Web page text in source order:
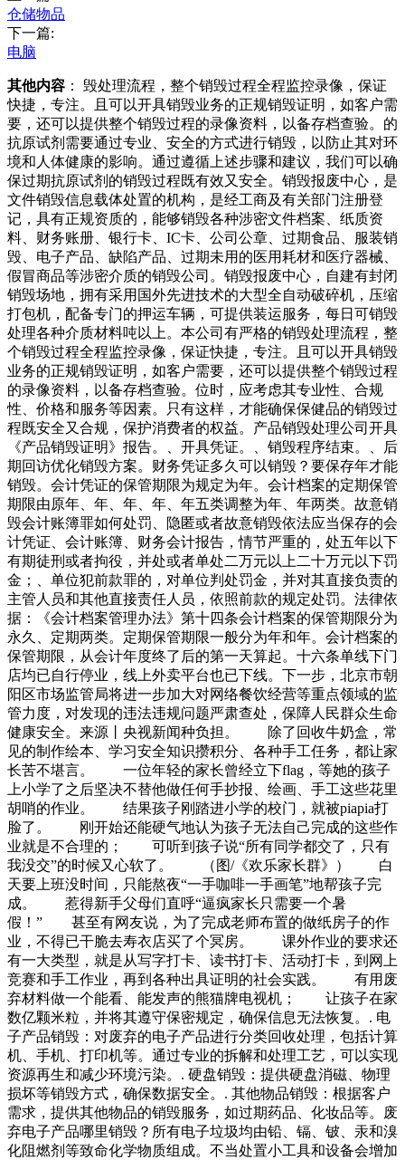
仓储物品
下一篇:
电脑
其他内容 ： 毁处理流程，整个销毁过程全程监控录像，保证
快捷，专注。且可以开具销毁业务的正规销毁证明，如客户需
要，还可以提供整个销毁过程的录像资料，以备存档查验。的
抗原试剂需要通过专业、安全的方式进行销毁，以防止其对环
境和人体健康的影响。通过遵循上述步骤和建议，我们可以确
保过期抗原试剂的销毁过程既有效又安全。销毁报废中心，是
文件销毁信息载体处置的机构，是经工商及有关部门注册登
记，具有正规资质的，能够销毁各种涉密文件档案、纸质资
料、财务账册、银行卡、IC卡、公司公章、过期食品、服装销
毁、电子产品、缺陷产品、过期未用的医用耗材和医疗器械、
假冒商品等涉密介质的销毁公司。销毁报废中心，自建有封闭
销毁场地，拥有采用国外先进技术的大型全自动破碎机，压缩
打包机，配备专门的押运车辆，可提供装运服务，每日可销毁
处理各种介质材料吨以上。本公司有严格的销毁处理流程，整
个销毁过程全程监控录像，保证快捷，专注。且可以开具销毁
业务的正规销毁证明，如客户需要，还可以提供整个销毁过程
的录像资料，以备存档查验。位时，应考虑其专业性、合规
性、价格和服务等因素。只有这样，才能确保保健品的销毁过
程既安全又合规，保护消费者的权益。产品销毁处理公司开具
《产品销毁证明》报告。、开具凭证。、销毁程序结束。、后
期回访优化销毁方案。财务凭证多久可以销毁？要保存年才能
销毁。会计凭证的保管期限为规定为年。会计档案的定期保管
期限由原年、年、年、年、年五类调整为年、年两类。故意销
毁会计账簿罪如何处罚、隐匿或者故意销毁依法应当保存的会
计凭证、会计账簿、财务会计报告，情节严重的，处五年以下
有期徒刑或者拘役，并处或者单处二万元以上二十万元以下罚
金；、单位犯前款罪的，对单位判处罚金，并对其直接负责的
主管人员和其他直接责任人员，依照前款的规定处罚。法律依
据：《会计档案管理办法》第十四条会计档案的保管期限分为
永久、定期两类。定期保管期限一般分为年和年。会计档案的
保管期限，从会计年度终了后的第一天算起。十六条单线下门
店均已自行停业，线上外卖平台也已下线。下一步，北京市朝
阳区市场监管局将进一步加大对网络餐饮经营等重点领域的监
管力度，对发现的违法违规问题严肃查处，保障人民群众生命
健康安全。来源丨央视新闻种负担。 除了回收牛奶盒，常
见的制作绘本、学习安全知识攒积分、各种手工任务，都让家
长苦不堪言。 一位年轻的家长曾经立下flag，等她的孩子
上小学了之后坚决不替他做任何手抄报、绘画、手工这些花里
胡哨的作业。 结果孩子刚踏进小学的校门，就被piapia打
脸了。 刚开始还能硬气地认为孩子无法自己完成的这些作
业就是不合理的； 可听到孩子说“所有同学都交了，只有
我没交”的时候又心软了。 （图/《欢乐家长群》） 白
天要上班没时间，只能熬夜“一手咖啡一手画笔”地帮孩子完
成。 惹得新手父母们直呼“逼疯家长只需要一个暑
假！” 甚至有网友说，为了完成老师布置的做纸房子的作
业，不得已干脆去寿衣店买了个冥房。 课外作业的要求还
有一大类型，就是从写字打卡、读书打卡、活动打卡，到网上
竞赛和手工作业，再到各种出具证明的社会实践。 有用废
弃材料做一个能看、能发声的熊猫牌电视机； 让孩子在家
数亿颗米粒，并将其遵守保密规定，确保信息无法恢复。. 电
子产品销毁：对废弃的电子产品进行分类回收处理，包括计算
机、手机、打印机等。通过专业的拆解和处理工艺，可以实现
资源再生和减少环境污染。. 硬盘销毁：提供硬盘消磁、物理
损坏等销毁方式，确保数据安全。. 其他物品销毁：根据客户
需求，提供其他物品的销毁服务，如过期药品、化妆品等。废
弃电子产品哪里销毁？所有电子垃圾均由铅、镉、铍、汞和溴
化阻燃剂等致命化学物质组成。不当处置小工具和设备会增加